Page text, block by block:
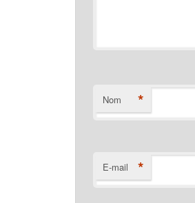
Nom *
E-mail *